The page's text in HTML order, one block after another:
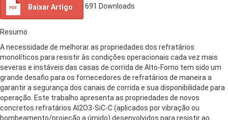
Baixar Artigo 691 Downloads
Resumo
A necessidade de melhorar as propriedades dos refratários
monolíticos para resistir às condições operacionais cada vez mais
severas e instáveis das casas de corrida de Alto-Forno tem sido um
grande desafio para os fornecedores de refratários de maneira a
garantir a segurança dos canais de corrida e sua disponibilidade para
operação. Este trabalho apresenta as propriedades de novos
concretos refratários Al2O3-SiC-C (aplicados por vibração ou
bombeamento/projeção a úmido) desenvolvidos para resistir ao